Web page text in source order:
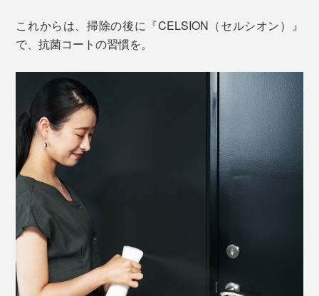
これからは、掃除の後に『CELSION（セルシオン）』
で、抗菌コートの習慣を。